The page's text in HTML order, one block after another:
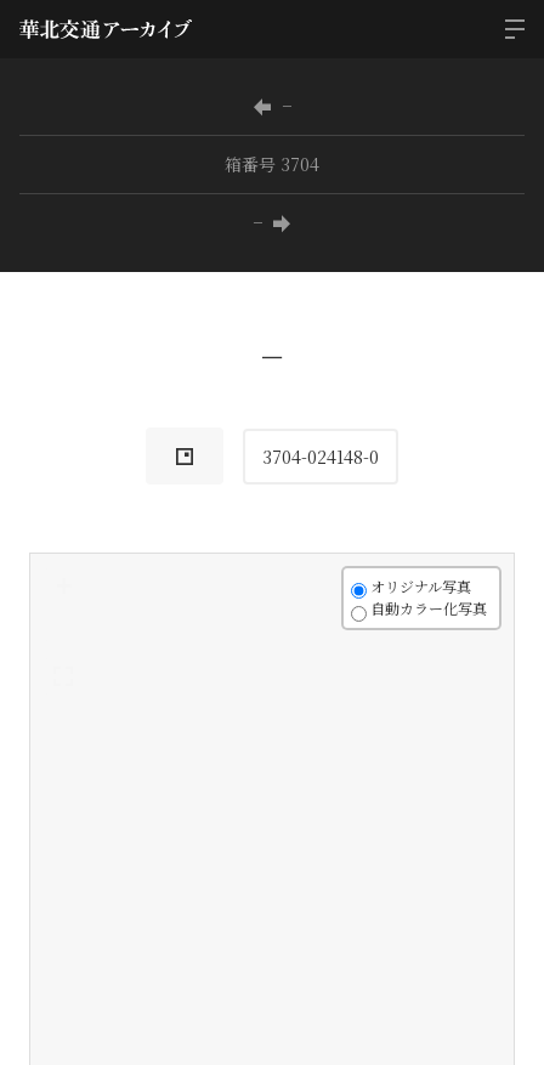
−
箱番号 3704
−
−
3704-024148-0
オリジナル写真
自動カラー化写真